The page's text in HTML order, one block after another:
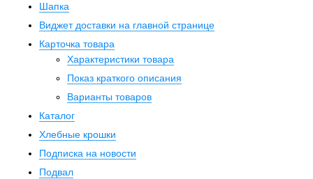
Шапка
Виджет доставки на главной странице
Карточка товара
Характеристики товара
Показ краткого описания
Варианты товаров
Каталог
Хлебные крошки
Подписка на новости
Подвал